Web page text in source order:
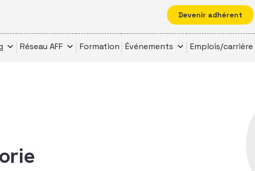
Devenir adhérent
Réseau AFF Formation Événements Emplois/carrière